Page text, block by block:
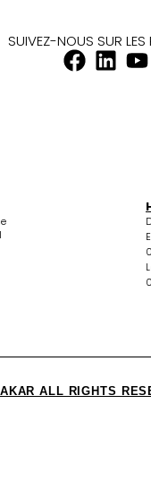
SUIVEZ-NOUS SUR
ALL RIGHTS